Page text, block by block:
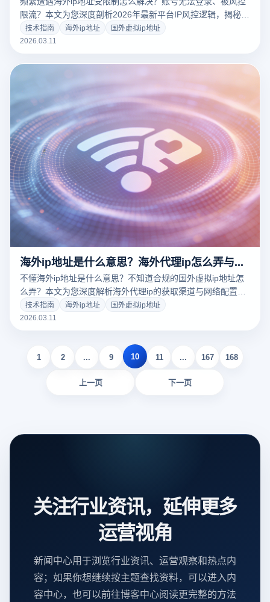
限流？本文为您深度剖析2026年最新平台IP风控逻辑，揭秘如
何通过优质海外代理ip结合云登指纹浏览器，实现底层网络与
物理设备环境的100%纯净隔离。点击获取跨境电商大卖都在
技术指南 海外ip地址
国外虚拟ip地址
2026.03.11
海外ip地址是什么意思？海外代理ip怎么弄与多账号防关联配置全攻略
不懂海外ip地址是什么意思？不知道合规的国外虚拟ip地址怎
么弄？本文为您深度解析海外代理ip的获取渠道与网络配置教
程。结合跨境电商运营痛点，揭秘如何使用专业的云登指纹浏
览器绑定专属海外IP，实现物理级底层防关联隔离，保障出海
技术指南 海外ip地址
国外虚拟ip地址
2026.03.11
上一页
1 2 ... 9 10 11 ... 167 168
下一页
关注行业资讯，延伸更多
运营视角
新闻中心用于浏览行业资讯、运营观察和热点内
容；如果你想继续按主题查找资料，可以进入内
容中心，也可以前往博客中心阅读更完整的方法